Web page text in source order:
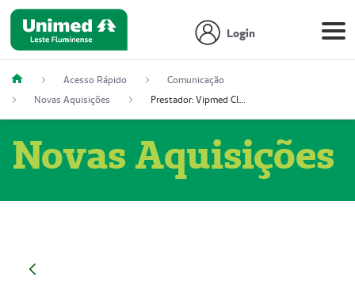
Login
Acesso Rápido
Comunicação
Novas Aquisições
Prestador: Vipmed Clínica Geral Ltda, 51004349-0 (Nome Fantasia: Policlínica Master)
Novas Aquisições